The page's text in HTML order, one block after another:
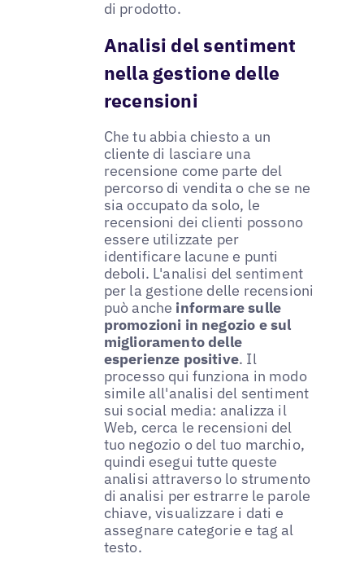
di prodotto.
Analisi del sentiment
nella gestione delle
recensioni
Che tu abbia chiesto a un
cliente di lasciare una
recensione come parte del
percorso di vendita o che se ne
sia occupato da solo, le
recensioni dei clienti possono
essere utilizzate per
identificare lacune e punti
deboli. L'analisi del sentiment
per la gestione delle recensioni
può anche informare sulle
promozioni in negozio e sul
miglioramento delle
esperienze positive. Il
processo qui funziona in modo
simile all'analisi del sentiment
sui social media: analizza il
Web, cerca le recensioni del
tuo negozio o del tuo marchio,
quindi esegui tutte queste
analisi attraverso lo strumento
di analisi per estrarre le parole
chiave, visualizzare i dati e
assegnare categorie e tag al
testo.